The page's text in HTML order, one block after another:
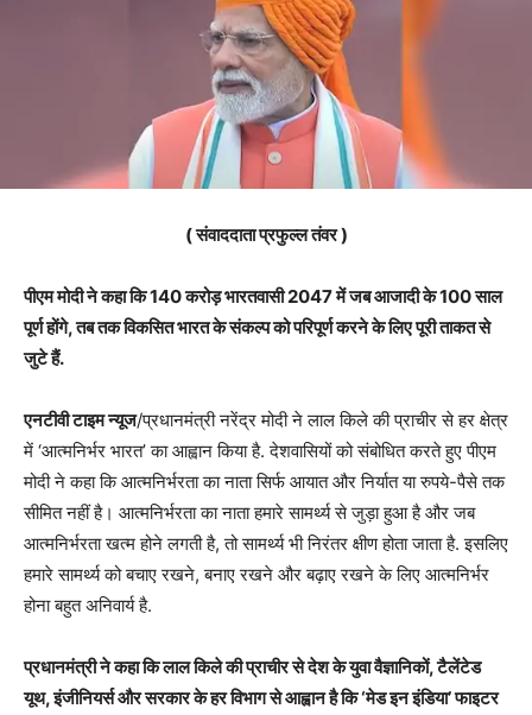
( संवाददाता प्रफुल्ल तंवर )
पीएम मोदी ने कहा कि 140 करोड़ भारतवासी 2047 में जब आजादी के 100 साल
पूर्ण होंगे, तब तक विकसित भारत के संकल्प को परिपूर्ण करने के लिए पूरी ताकत से
जुटे हैं.
एनटीवी टाइम न्यूज/प्रधानमंत्री नरेंद्र मोदी ने लाल किले की प्राचीर से हर क्षेत्र
में ‘आत्मनिर्भर भारत’ का आह्वान किया है. देशवासियों को संबोधित करते हुए पीएम
मोदी ने कहा कि आत्मनिर्भरता का नाता सिर्फ आयात और निर्यात या रुपये-पैसे तक
सीमित नहीं है। आत्मनिर्भरता का नाता हमारे सामर्थ्य से जुड़ा हुआ है और जब
आत्मनिर्भरता खत्म होने लगती है, तो सामर्थ्य भी निरंतर क्षीण होता जाता है. इसलिए
हमारे सामर्थ्य को बचाए रखने, बनाए रखने और बढ़ाए रखने के लिए आत्मनिर्भर
होना बहुत अनिवार्य है.
प्रधानमंत्री ने कहा कि लाल किले की प्राचीर से देश के युवा वैज्ञानिकों, टैलेंटेड
यूथ, इंजीनियर्स और सरकार के हर विभाग से आह्वान है कि ‘मेड इन इंडिया’ फाइटर